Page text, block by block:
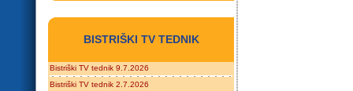
BISTRIŠKI TV TEDNIK
Bistriški TV tednik 9.7.2026
Bistriški TV tednik 2.7.2026